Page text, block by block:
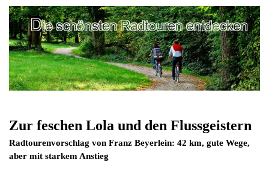
Zur feschen Lola und den Flussgeistern
Radtourenvorschlag von Franz Beyerlein: 42 km, gute Wege,
aber mit starkem Anstieg